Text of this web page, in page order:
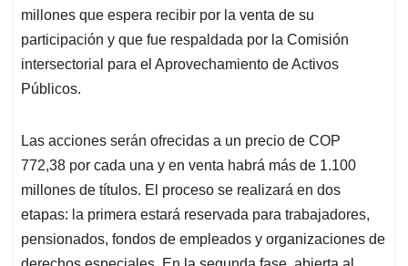
millones que espera recibir por la venta de su
participación y que fue respaldada por la Comisión
intersectorial para el Aprovechamiento de Activos
Públicos.
Las acciones serán ofrecidas a un precio de COP
772,38 por cada una y en venta habrá más de 1.100
millones de títulos. El proceso se realizará en dos
etapas: la primera estará reservada para trabajadores,
pensionados, fondos de empleados y organizaciones de